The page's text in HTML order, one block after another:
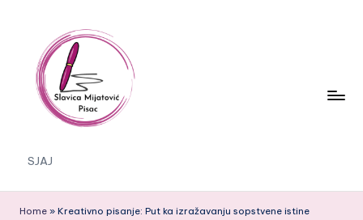
content
S
J
SJAJ
Home » Kreativno pisanje: Put ka izražavanju sopstvene istine